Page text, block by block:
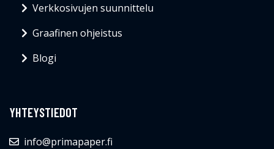
Verkkosivujen suunnittelu
Graafinen ohjeistus
Blogi
YHTEYSTIEDOT
info@primapaper.fi